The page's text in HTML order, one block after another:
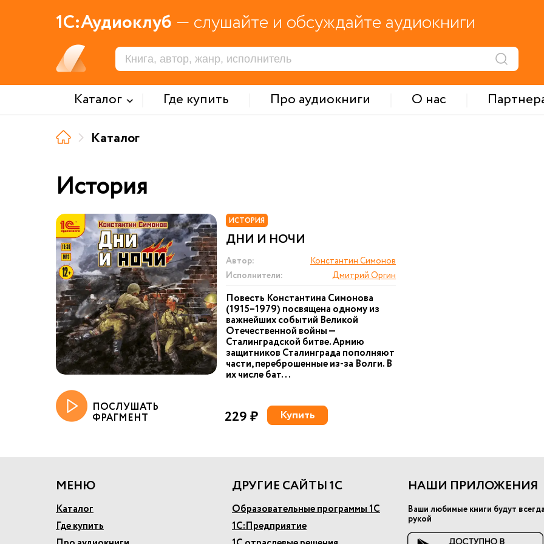
1С:Аудиоклуб — слушайте и обсуждайте аудиокниги
Каталог Где купить Про аудиокниги О нас
Каталог
История
ИСТОРИЯ
ДНИ И НОЧИ
Автор:
Константин Симонов
Исполнители:
Дмитрий Оргин
Повесть Константина Симонова
(1915–1979) посвящена одному из
важнейших событий Великой
Отечественной войны —
Сталинградской битве. Армию
защитников Сталинграда пополняют
части, переброшенные из-за Волги. В
их числе бат...
ПОСЛУШАТЬ
ФРАГМЕНТ 229 ₽ Купить
МЕНЮ
Каталог
Где купить
ДРУГИЕ САЙТЫ 1С
Образовательные программы 1С
1С:Предприятие
НАШИ ПРИЛОЖЕНИЯ
Ваши любимые книги будут
рукой